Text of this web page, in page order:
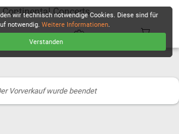
Continental Concerts
Vorverkauf wurde beendet
wir technisch notwendige Cookies. Diese sind für
notwendig.Weitere Informationen.
Verstanden